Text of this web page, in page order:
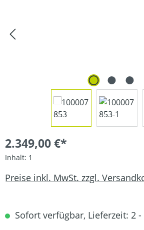
2.349,00 €*
Inhalt: 1
Preise inkl. MwSt. zzgl.
Sofort verfügbar, Lieferzeit: 2 -